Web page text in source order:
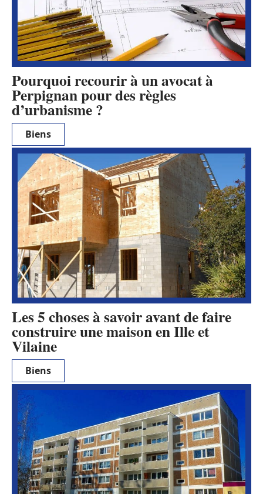
Pourquoi recourir à un avocat à
Perpignan pour des règles
d’urbanisme ?
Biens
Les 5 choses à savoir avant de faire
construire une maison en Ille et
Vilaine
Biens